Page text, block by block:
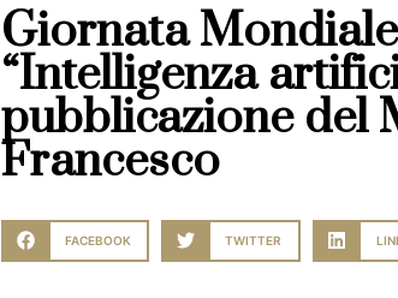
Giornata
“Intelligenza
pubblicazione del
Francesco
FACEBOOK TWITTER